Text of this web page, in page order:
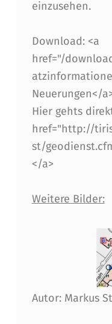
I
S
–
Ö
R
T
L
I
H
N
einzusehen.
Download: <a
href="/
Neuerungen</
Hier gehts
href="http://
st/
</a>
Weitere Bilder:
Autor: Markus